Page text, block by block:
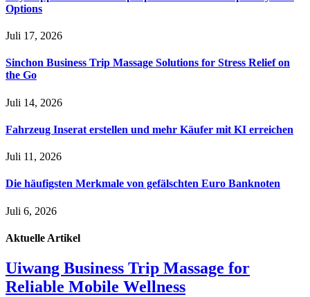
Options
Juli 17, 2026
Sinchon Business Trip Massage Solutions for Stress Relief on
the Go
Juli 14, 2026
Fahrzeug Inserat erstellen und mehr Käufer mit KI erreichen
Juli 11, 2026
Die häufigsten Merkmale von gefälschten Euro Banknoten
Juli 6, 2026
Aktuelle Artikel
Uiwang Business Trip Massage for
Reliable Mobile Wellness